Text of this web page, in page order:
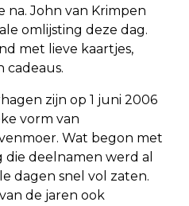
na. John van Krimpen
omlijsting deze dag.
met lieve kaartjes,
cadeaus.
zijn op 1 juni 2006
vorm van
Wat begon met
deelnamen werd al
dagen snel vol zaten.
de jaren ook